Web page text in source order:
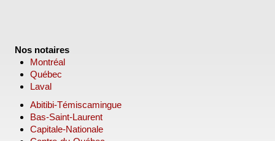
Nos notaires
Montréal
Québec
Laval
Abitibi-Témiscamingue
Bas-Saint-Laurent
Capitale-Nationale